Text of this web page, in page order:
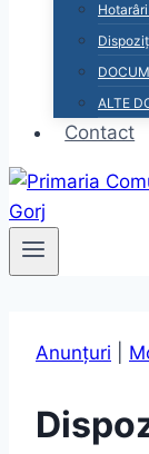
ALTE
Contact
Anunțuri